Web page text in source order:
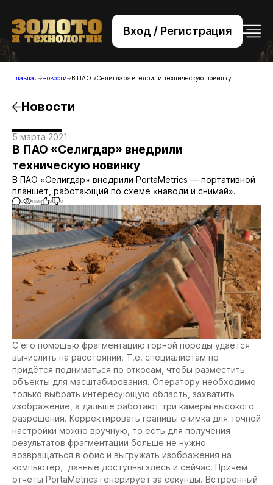
Вход / Регистрация
+7 (495) 221-76-32
bsv@zolteh.ru
Главная Новости В ПАО «Селигдар» внедрили техническую новинку
Новости
5 марта 2021
В ПАО «Селигдар» внедрили
техническую новинку
В ПАО «Селигдар» внедрили PortaMetrics — портативной
планшет, работающий по схеме «наводи и снимай».
0 1686 0 0
С его помощью фрагментацию горной породы удаётся
вычислить на расстоянии. Т.е. специалистам не
придётся подниматься по откосам, чтобы разместить
объекты для масштабирования. Оператору необходимо
только выбрать интересующую область, захватить
изображение, а дальше работают три камеры высокого
разрешения. Корректировать границы снимка для точной
настройки можно вручную, то есть для получения
результатов фрагментации больше не нужно
возвращаться в офис и выгружать изображения на
компьютер, данные доступны здесь и сейчас. Причем
отчёты PortaMetrics генерирует за секунды. Встроенный